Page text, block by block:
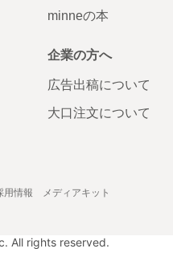
minneの本
企業の方へ
広告出稿について
大口注文について
用情報 メディアキット
All rights reserved.